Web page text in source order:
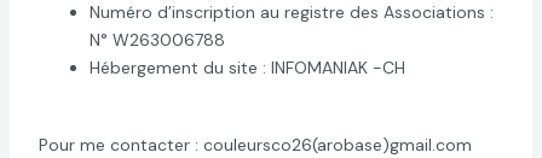
Numéro d’inscription au registre des Associations :
N° W263006788
Hébergement du site : INFOMANIAK -CH
Pour me contacter : couleursco26(arobase)gmail.com